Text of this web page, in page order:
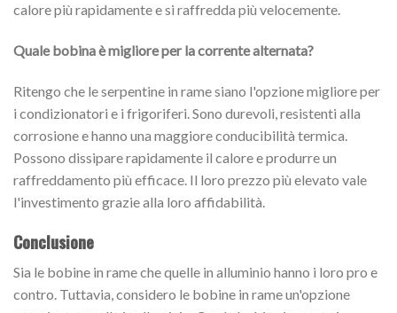
calore più rapidamente e si raffredda più velocemente.
Quale bobina è migliore per la corrente alternata?
Ritengo che le serpentine in rame siano l'opzione migliore per
i condizionatori e i frigoriferi. Sono durevoli, resistenti alla
corrosione e hanno una maggiore conducibilità termica.
Possono dissipare rapidamente il calore e produrre un
raffreddamento più efficace. Il loro prezzo più elevato vale
l'investimento grazie alla loro affidabilità.
Conclusione
Sia le bobine in rame che quelle in alluminio hanno i loro pro e
contro. Tuttavia, considero le bobine in rame un'opzione